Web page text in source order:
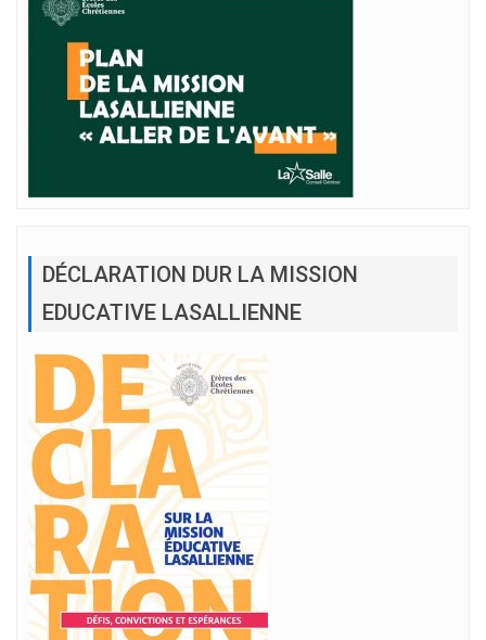
DÉCLARATION DUR LA MISSION
EDUCATIVE LASALLIENNE